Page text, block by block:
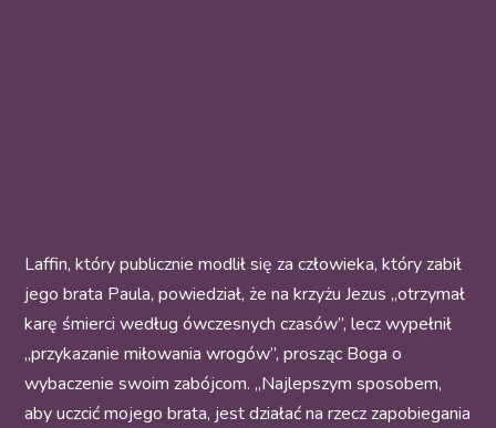
Laffin, który publicznie modlił się za człowieka, który zabił
jego brata Paula, powiedział, że na krzyżu Jezus „otrzymał
karę śmierci według ówczesnych czasów”, lecz wypełnił
„przykazanie miłowania wrogów”, prosząc Boga o
wybaczenie swoim zabójcom. „Najlepszym sposobem,
aby uczcić mojego brata, jest działać na rzecz zapobiegania